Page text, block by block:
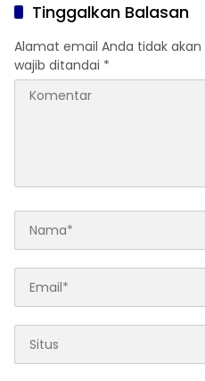
Tinggalkan Balasan
Alamat email Anda tidak akan
wajib ditandai *